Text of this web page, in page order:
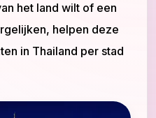
het land wilt of een
helpen deze
in Thailand per stad